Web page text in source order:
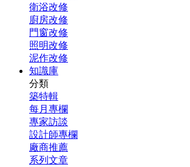
衛浴改修
廚房改修
門窗改修
照明改修
泥作改修
知識庫
分類
築特輯
每月專欄
專家訪談
設計師專欄
廠商推薦
系列文章